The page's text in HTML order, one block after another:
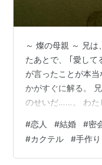
～ 燦の母親 ～ 兄
たあとで、 ｢愛して
が言ったことが本
かがすぐに解る。
のせいだ……。 わた
き、わたしが黙っ
わたしの兄は、き
｢愛してる｣ ……わ
#恋人 #結婚 #密
#カクテル #手作